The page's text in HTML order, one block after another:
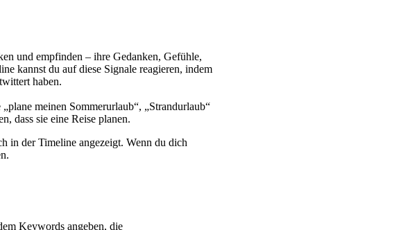
und empfinden – ihre Gedanken, Gefühle,
kannst du auf diese Signale reagieren, indem
haben.
meinen Sommerurlaub“, „Strandurlaub“
dass sie eine Reise planen.
in der Timeline angezeigt. Wenn du dich
Keywords angeben, die